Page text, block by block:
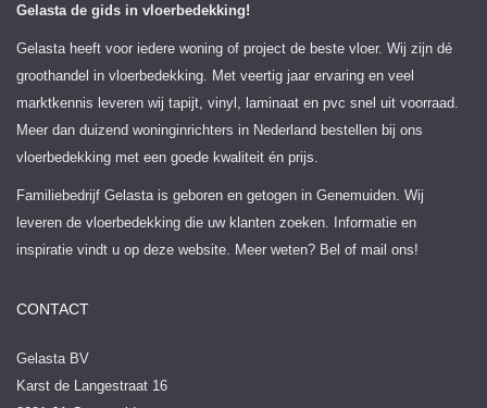
Gelasta de gids in vloerbedekking!
Gelasta heeft voor iedere woning of project de beste vloer. Wij zijn dé
groothandel in vloerbedekking. Met veertig jaar ervaring en veel
marktkennis leveren wij tapijt, vinyl, laminaat en pvc snel uit voorraad.
Meer dan duizend woninginrichters in Nederland bestellen bij ons
vloerbedekking met een goede kwaliteit én prijs.
Familiebedrijf Gelasta is geboren en getogen in Genemuiden. Wij
leveren de vloerbedekking die uw klanten zoeken. Informatie en
inspiratie vindt u op deze website. Meer weten? Bel of mail ons!
CONTACT
Gelasta BV
Karst de Langestraat 16